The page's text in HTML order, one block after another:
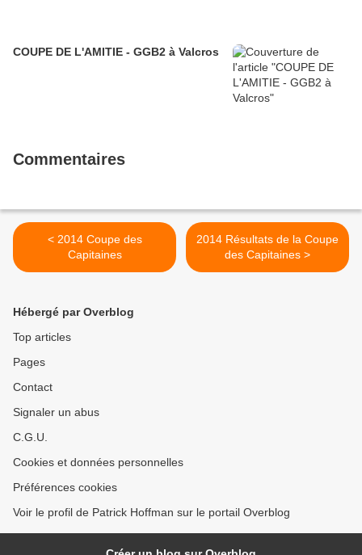
COUPE DE L'AMITIE - GGB2 à Valcros
Commentaires
< 2014 Coupe des
Capitaines
2014 Résultats de la Coupe
des Capitaines >
Hébergé par Overblog
Top articles
Pages
Contact
Signaler un abus
C.G.U.
Cookies et données personnelles
Préférences cookies
Voir le profil de Patrick Hoffman sur le portail Overblog